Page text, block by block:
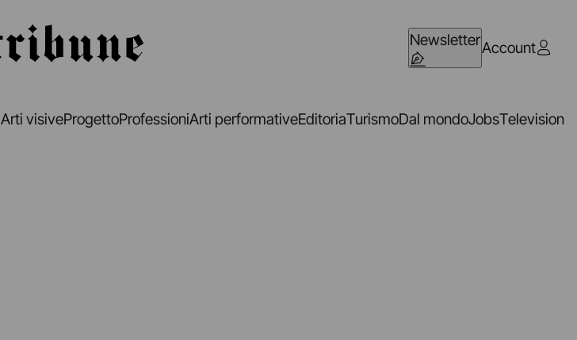
NewsletterAccount
Arti visiveProgettoProfessioniArti performativeEditoriaTurismoDal mondoJobsTelevision